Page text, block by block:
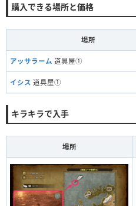
購入できる場所と価格
場所
アッサラーム 道具屋①
イシス 道具屋①
キラキラで入手
場所